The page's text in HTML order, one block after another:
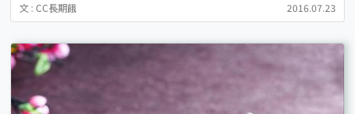
文 : CC長期餓 2016.07.23